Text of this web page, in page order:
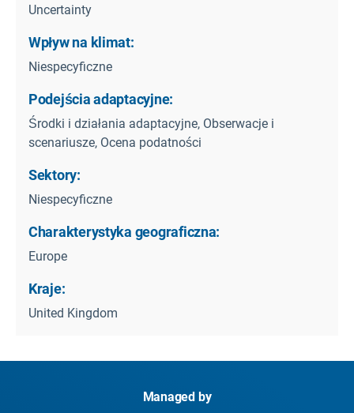
Uncertainty
Wpływ na klimat:
Niespecyficzne
Podejścia adaptacyjne:
Środki i działania adaptacyjne, Obserwacje i
scenariusze, Ocena podatności
Sektory:
Niespecyficzne
Charakterystyka geograficzna:
Europe
Kraje:
United Kingdom
Managed by